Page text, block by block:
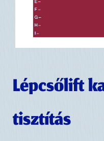
Lépcsőlift
tisztítás